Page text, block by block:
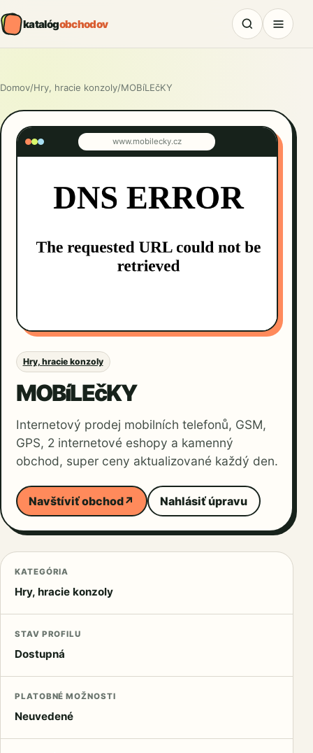
katalógobchodov
Domov/Hry, hracie konzoly/MOBíLEčKY
www.mobilecky.cz
Hry, hracie konzoly
MOBíLEčKY
Internetový prodej mobilních telefonů, GSM,
GPS, 2 internetové eshopy a kamenný
obchod, super ceny aktualizované každý den.
Navštíviť obchod↗ Nahlásiť úpravu
KATEGÓRIA
Hry, hracie konzoly
STAV PROFILU
Dostupná
PLATOBNÉ MOŽNOSTI
Neuvedené